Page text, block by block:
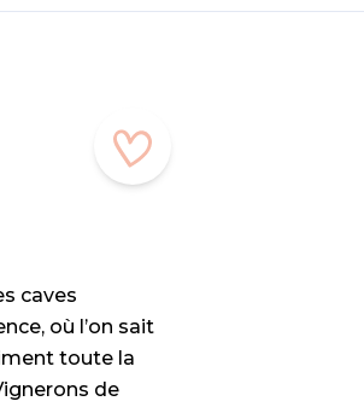
caves
où l’on sait
toute la
de